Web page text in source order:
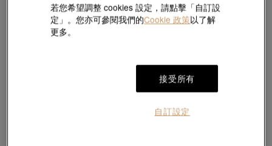
18K白金：將金與其他金屬混合製成，比鉑金及黃金價錢
低一點。日常需小心保養，否則較容易變形。
：以黃金加入銅製成，顏色溫暖且浪漫，不論是皮膚白
皙或較為健康膚色的女士都能輕易駕馭。
：黃金是世界上最流通的貴金屬，延展性高，同時亦容易變
若您希望調整 cookies 設定，請點擊「自訂設
定」。您亦可參閱我們的Cookie 政策以了解
更多。
接受所有
自訂設定